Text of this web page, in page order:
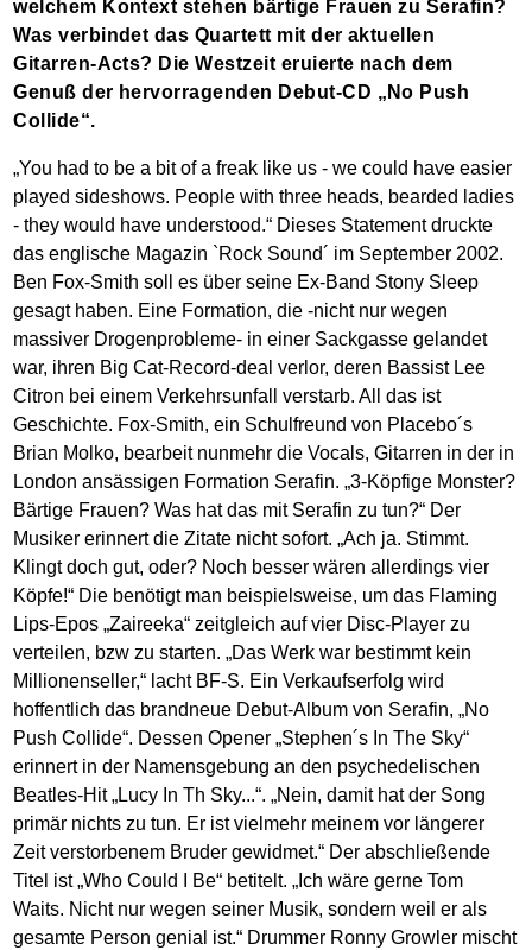
welchem Kontext stehen bärtige Frauen zu Serafin?
Was verbindet das Quartett mit der aktuellen
Gitarren-Acts? Die Westzeit eruierte nach dem
Genuß der hervorragenden Debut-CD „No Push
Collide“.
„You had to be a bit of a freak like us - we could have easier
played sideshows. People with three heads, bearded ladies
- they would have understood.“ Dieses Statement druckte
das englische Magazin `Rock Sound´ im September 2002.
Ben Fox-Smith soll es über seine Ex-Band Stony Sleep
gesagt haben. Eine Formation, die -nicht nur wegen
massiver Drogenprobleme- in einer Sackgasse gelandet
war, ihren Big Cat-Record-deal verlor, deren Bassist Lee
Citron bei einem Verkehrsunfall verstarb. All das ist
Geschichte. Fox-Smith, ein Schulfreund von Placebo´s
Brian Molko, bearbeit nunmehr die Vocals, Gitarren in der in
London ansässigen Formation Serafin. „3-Köpfige Monster?
Bärtige Frauen? Was hat das mit Serafin zu tun?“ Der
Musiker erinnert die Zitate nicht sofort. „Ach ja. Stimmt.
Klingt doch gut, oder? Noch besser wären allerdings vier
Köpfe!“ Die benötigt man beispielsweise, um das Flaming
Lips-Epos „Zaireeka“ zeitgleich auf vier Disc-Player zu
verteilen, bzw zu starten. „Das Werk war bestimmt kein
Millionenseller,“ lacht BF-S. Ein Verkaufserfolg wird
hoffentlich das brandneue Debut-Album von Serafin, „No
Push Collide“. Dessen Opener „Stephen´s In The Sky“
erinnert in der Namensgebung an den psychedelischen
Beatles-Hit „Lucy In Th Sky...“. „Nein, damit hat der Song
primär nichts zu tun. Er ist vielmehr meinem vor längerer
Zeit verstorbenem Bruder gewidmet.“ Der abschließende
Titel ist „Who Could I Be“ betitelt. „Ich wäre gerne Tom
Waits. Nicht nur wegen seiner Musik, sondern weil er als
gesamte Person genial ist.“ Drummer Ronny Growler mischt